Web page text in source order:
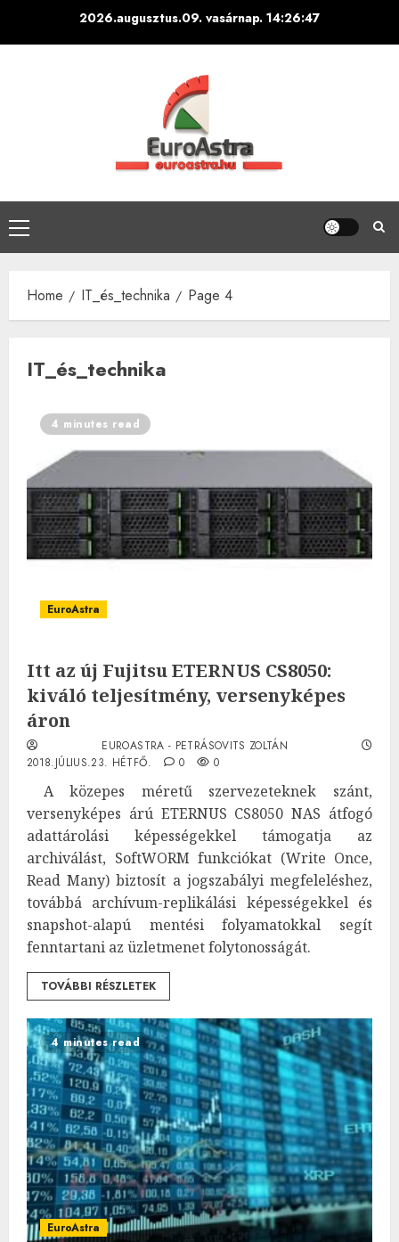
2026.augusztus.09. vasárnap. 14:26:48
Primary
Menu
Home IT_és_technika Page 4
IT_és_technika
4 minutes read
EuroAstra
Itt az új Fujitsu ETERNUS CS8050:
kiváló teljesítmény, versenyképes
áron
EUROASTRA - PETRÁSOVITS ZOLTÁN
2018.JÚLIUS.23. HÉTFŐ.
0 0
A közepes méretű szervezeteknek szánt,
versenyképes árú ETERNUS CS8050 NAS átfogó
adattárolási képességekkel támogatja az
archiválást, SoftWORM funkciókat (Write Once,
Read Many) biztosít a jogszabályi megfeleléshez,
továbbá archívum-replikálási képességekkel és
snapshot-alapú mentési folyamatokkal segít
fenntartani az üzletmenet folytonosságát.
TOVÁBBI RÉSZLETEK
4 minutes read
EuroAstra